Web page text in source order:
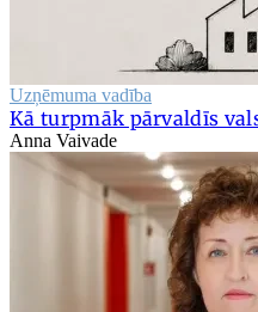
Uzņēmuma vadība
Kā turpmāk pārvaldīs
Anna Vaivade